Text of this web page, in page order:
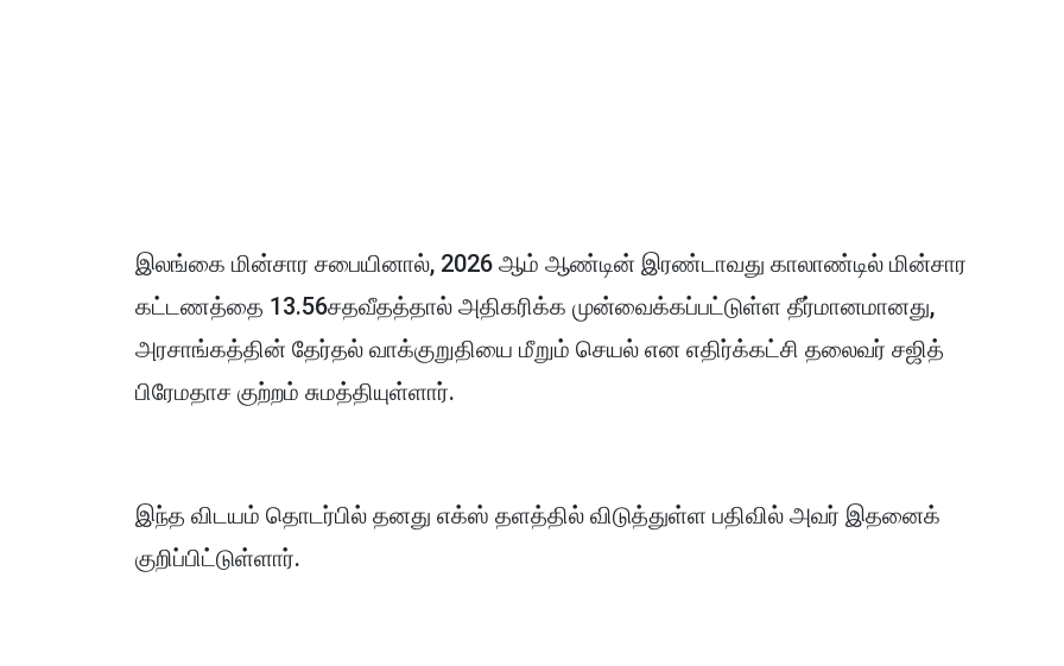
இலங்கை மின்சார சபையினால், 2026 ஆம் ஆண்டின் இரண்டாவது காலாண்டில் மின்சார
கட்டணத்தை 13.56சதவீதத்தால் அதிகரிக்க முன்வைக்கப்பட்டுள்ள தீர்மானமானது,
அரசாங்கத்தின் தேர்தல் வாக்குறுதியை மீறும் செயல் என எதிர்க்கட்சி தலைவர் சஜித்
பிரேமதாச குற்றம் சுமத்தியுள்ளார்.
இந்த விடயம் தொடர்பில் தனது எக்ஸ் தளத்தில் விடுத்துள்ள பதிவில் அவர் இதனைக்
குறிப்பிட்டுள்ளார்.